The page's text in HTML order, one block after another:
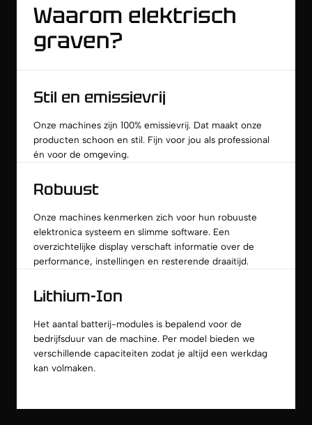
Waarom elektrisch
graven?
Stil en emissievrij
Onze machines zijn 100% emissievrij. Dat maakt onze
producten schoon en stil. Fijn voor jou als professional
én voor de omgeving.
Robuust
Onze machines kenmerken zich voor hun robuuste
elektronica systeem en slimme software. Een
overzichtelijke display verschaft informatie over de
performance, instellingen en resterende draaitijd.
Lithium-Ion
Het aantal batterij-modules is bepalend voor de
bedrijfsduur van de machine. Per model bieden we
verschillende capaciteiten zodat je altijd een werkdag
kan volmaken.